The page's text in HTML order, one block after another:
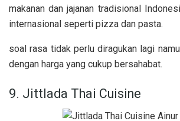
makanan dan jajanan tradisional
internasional seperti pizza dan pasta.
soal rasa tidak perlu diragukan lagi
dengan harga yang cukup bersahabat.
9. Jittlada Thai Cuisine